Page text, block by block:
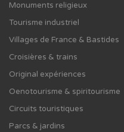
Monuments religieux
Tourisme industriel
Villages de France & Bastides
Croisières & trains
Original expériences
Oenotourisme & spiritourisme
Circuits touristiques
Parcs & jardins